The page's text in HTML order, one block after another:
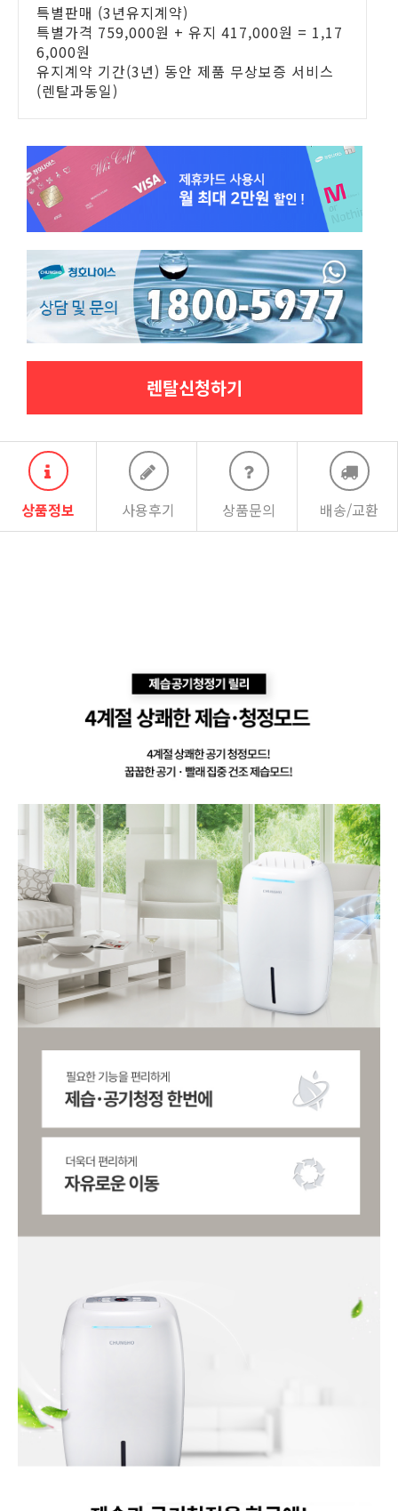
특별판매 (3년유지계약)
특별가격 759,000원 + 유지 417,000원 = 1,17
6,000원
유지계약 기간(3년) 동안 제품 무상보증 서비스
(렌탈과동일)
렌탈신청하기
상품정보 사용후기 상품문의 배송/교환